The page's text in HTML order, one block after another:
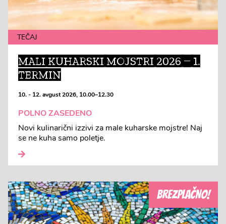
TEČAJ
MALI KUHARSKI MOJSTRI 2026 – 1.
TERMIN
10. - 12. avgust 2026, 10.00–12.30
POLNO ZASEDENO
Novi kulinarični izzivi za male kuharske mojstre! Naj
se ne kuha samo poletje.
BREZPLAČNO!